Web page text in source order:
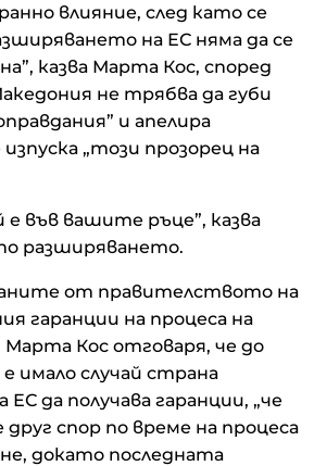
влияние, след като се
на ЕС няма да се
казва Марта Кос, според
не трябва да губи
и апелира
„този прозорец на
е във вашите ръце”, казва
разширяването.
от правителството на
гаранции на процеса на
Марта Кос отговаря, че до
имало случай страна
да получава гаранции, „че
друг спор по време на процеса
докато последната